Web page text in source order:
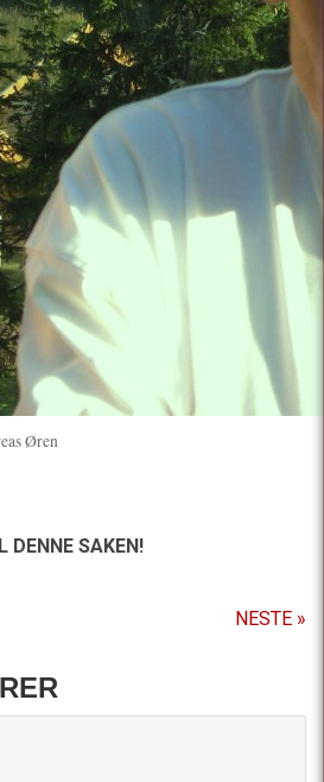
Øren
DENNE SAKEN!
NESTE »